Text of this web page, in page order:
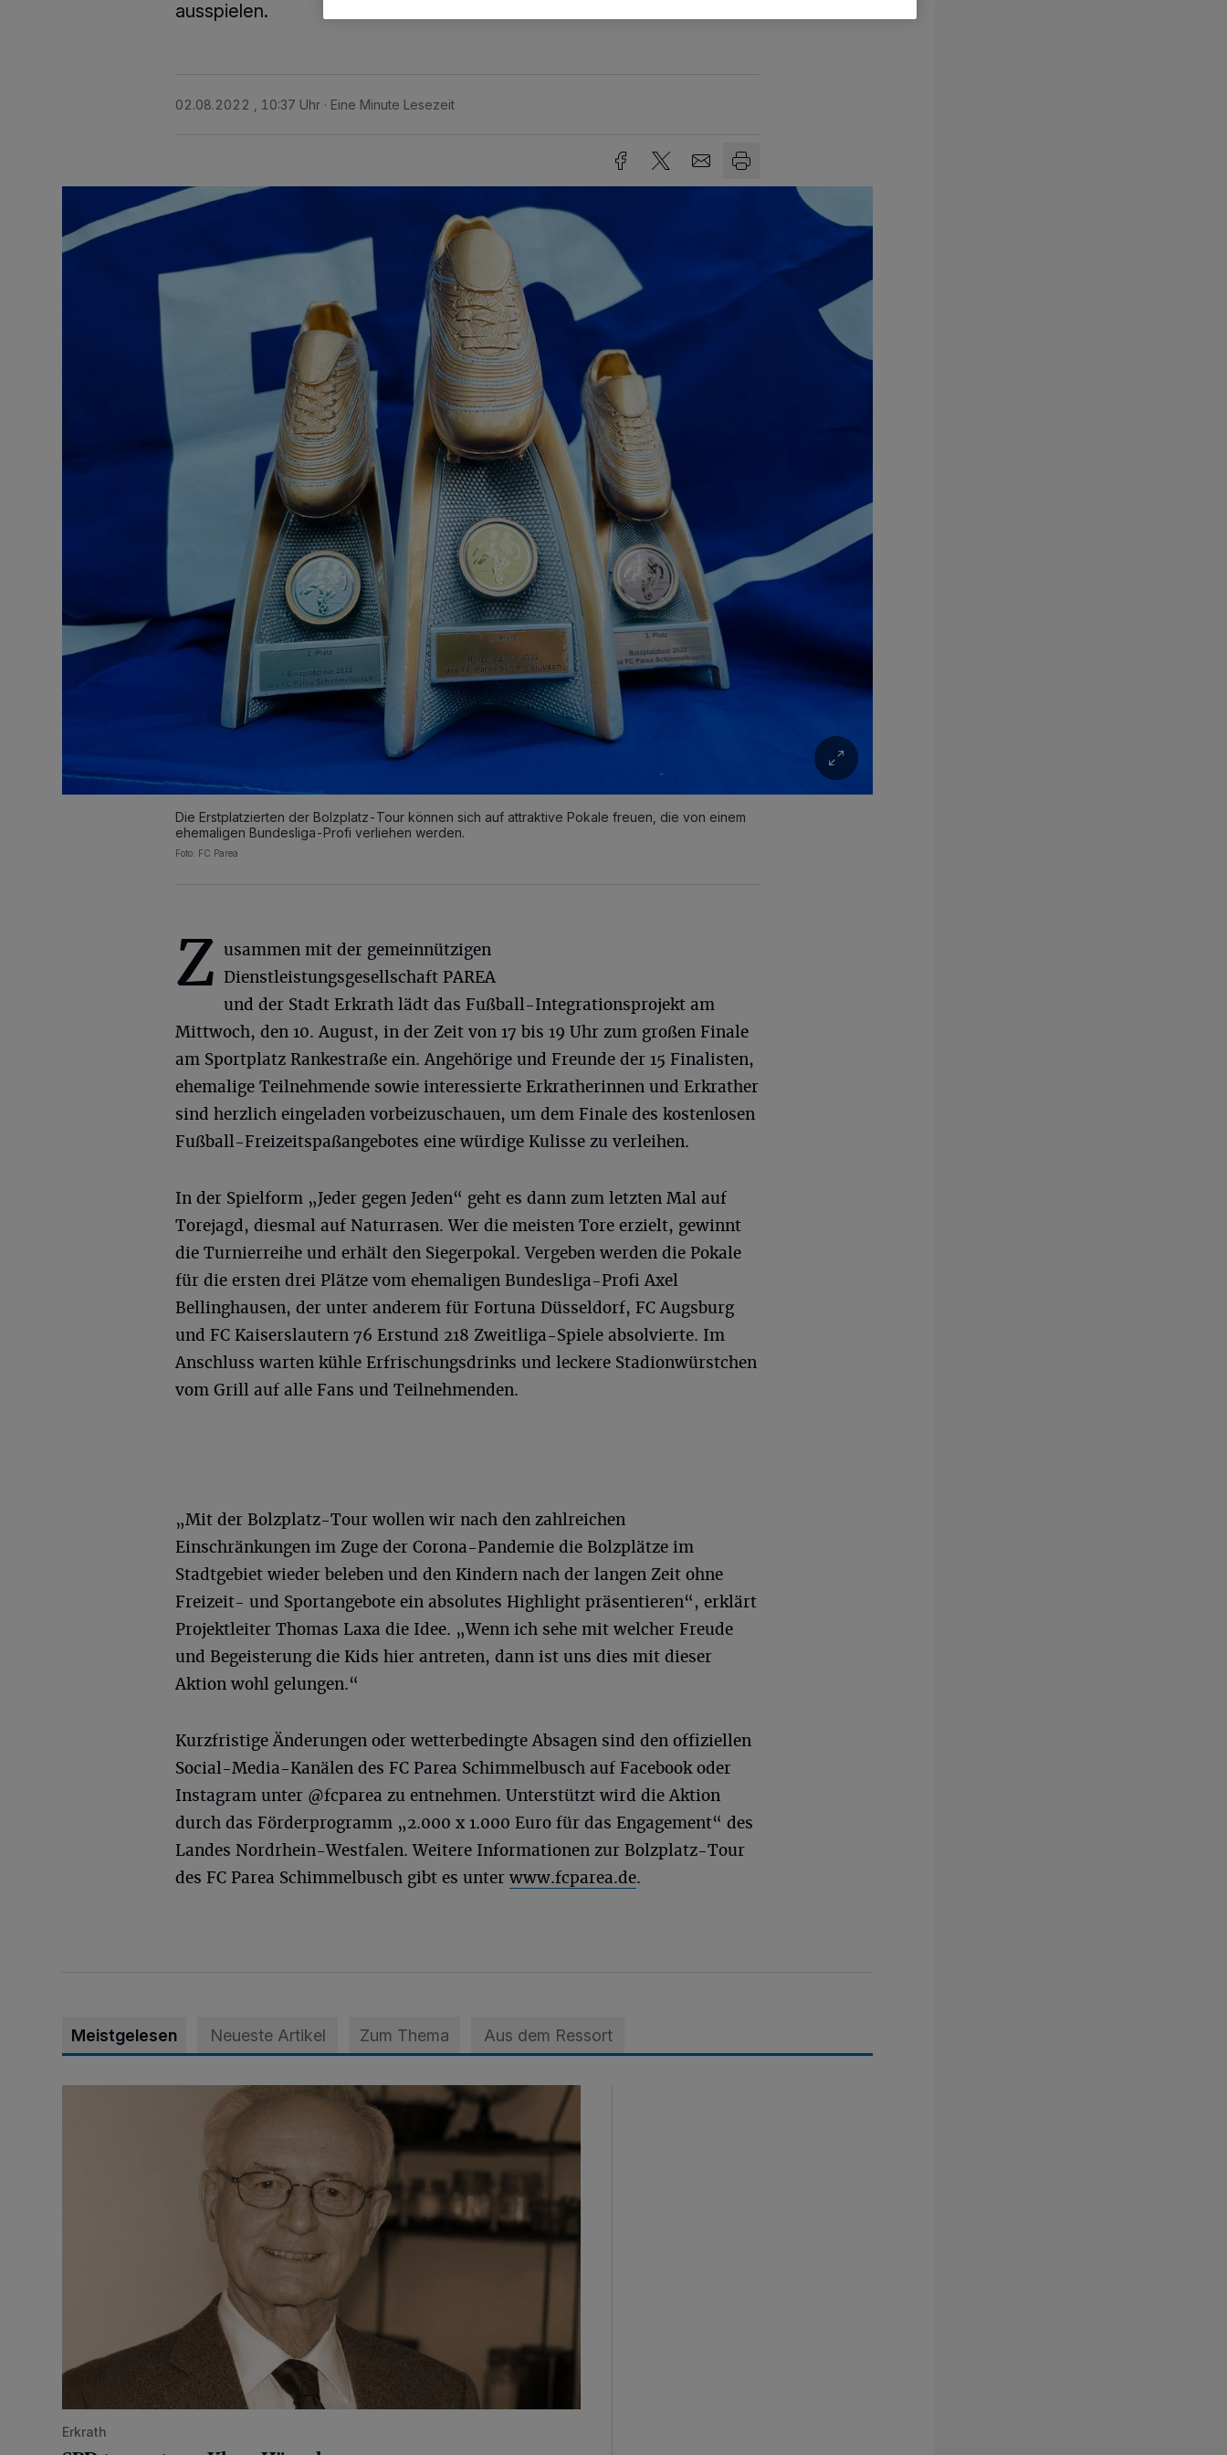
ausspielen.
02.08.2022 , 10:37 Uhr Eine Minute Lesezeit
Die Erstplatzierten der Bolzplatz-Tour können sich auf attraktive Pokale freuen, die von einem
ehemaligen Bundesliga-Profi verliehen werden.
Foto: FC Parea
Z usammen mit der gemeinnützigen
Dienstleistungsgesellschaft PAREA
und der Stadt Erkrath lädt das Fußball-Integrationsprojekt am
Mittwoch, den 10. August, in der Zeit von 17 bis 19 Uhr zum großen Finale
am Sportplatz Rankestraße ein. Angehörige und Freunde der 15 Finalisten,
ehemalige Teilnehmende sowie interessierte Erkratherinnen und Erkrather
sind herzlich eingeladen vorbeizuschauen, um dem Finale des kostenlosen
Fußball-Freizeitspaßangebotes eine würdige Kulisse zu verleihen.
In der Spielform „Jeder gegen Jeden“ geht es dann zum letzten Mal auf
Torejagd, diesmal auf Naturrasen. Wer die meisten Tore erzielt, gewinnt
die Turnierreihe und erhält den Siegerpokal. Vergeben werden die Pokale
für die ersten drei Plätze vom ehemaligen Bundesliga-Profi Axel
Bellinghausen, der unter anderem für Fortuna Düsseldorf, FC Augsburg
und FC Kaiserslautern 76 Erstund 218 Zweitliga-Spiele absolvierte. Im
Anschluss warten kühle Erfrischungsdrinks und leckere Stadionwürstchen
vom Grill auf alle Fans und Teilnehmenden.
„Mit der Bolzplatz-Tour wollen wir nach den zahlreichen
Einschränkungen im Zuge der Corona-Pandemie die Bolzplätze im
Stadtgebiet wieder beleben und den Kindern nach der langen Zeit ohne
Freizeit- und Sportangebote ein absolutes Highlight präsentieren“, erklärt
Projektleiter Thomas Laxa die Idee. „Wenn ich sehe mit welcher Freude
und Begeisterung die Kids hier antreten, dann ist uns dies mit dieser
Aktion wohl gelungen.“
Kurzfristige Änderungen oder wetterbedingte Absagen sind den offiziellen
Social-Media-Kanälen des FC Parea Schimmelbusch auf Facebook oder
Instagram unter @fcparea zu entnehmen. Unterstützt wird die Aktion
durch das Förderprogramm „2.000 x 1.000 Euro für das Engagement“ des
Landes Nordrhein-Westfalen. Weitere Informationen zur Bolzplatz-Tour
des FC Parea Schimmelbusch gibt es unter www.fcparea.de.
Meistgelesen Neueste Artikel Zum Thema Aus dem Ressort
SPD trauert um Klaus Hänsch
Erkrath